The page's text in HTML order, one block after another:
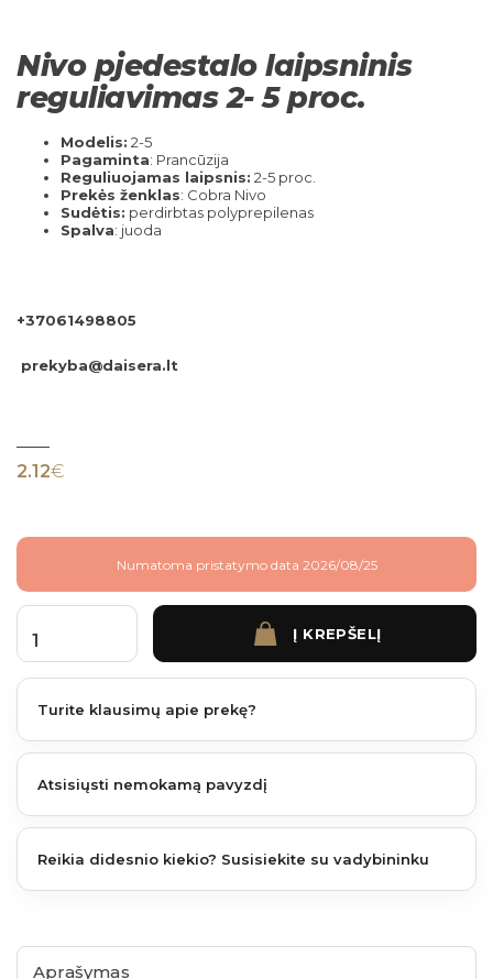
Nivo pjedestalo laipsninis
reguliavimas 2- 5 proc.
Modelis: 2-5
Pagaminta: Prancūzija
Reguliuojamas laipsnis: 2-5 proc.
Prekės ženklas: Cobra Nivo
Sudėtis: perdirbtas polyprepilenas
Spalva: juoda
+37061498805
prekyba@daisera.lt
2.12€
Numatoma pristatymo data 2026/08/25
produkto kiekis: Nivo pjedestalo laipsninis reguliavimas 2- 5 proc.
Į KREPŠELĮ
Turite klausimų apie prekę?
Atsisiųsti nemokamą pavyzdį
Reikia didesnio kiekio? Susisiekite su vadybininku
Aprašymas